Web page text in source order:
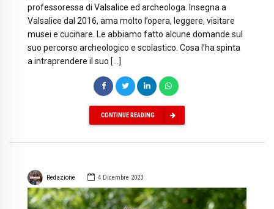
professoressa di Valsalice ed archeologa. Insegna a
Valsalice dal 2016, ama molto l’opera, leggere, visitare
musei e cucinare. Le abbiamo fatto alcune domande sul
suo percorso archeologico e scolastico. Cosa l’ha spinta
a intraprendere il suo […]
CONTINUE READING
Redazione 4 Dicembre 2023